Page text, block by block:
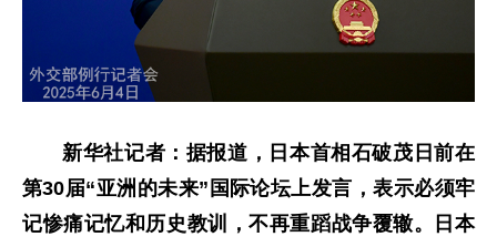
新华社记者：据报道，日本首相石破茂日前在
第30届“亚洲的未来”国际论坛上发言，表示必须牢
记惨痛记忆和历史教训，不再重蹈战争覆辙。日本